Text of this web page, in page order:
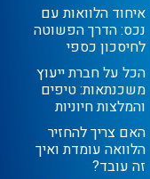
איחוד הלוואות עם
נכס: הדרך הפשוטה
לחיסכון כספי
הכל על חברת ייעוץ
משכנתאות: טיפים
והמלצות חיוניות
האם צריך להחזיר
הלוואה עומדת ואיך
זה עובד?